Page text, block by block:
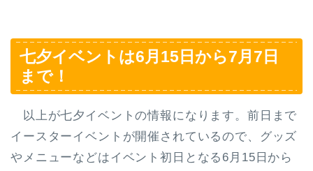
七夕イベントは6月15日から7月7日
まで！
以上が七夕イベントの情報になります。前日まで
イースターイベントが開催されているので、グッズ
やメニューなどはイベント初日となる6月15日から